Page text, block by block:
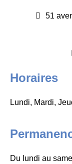
51
Horaires
Lundi, Mardi,
Du lundi au